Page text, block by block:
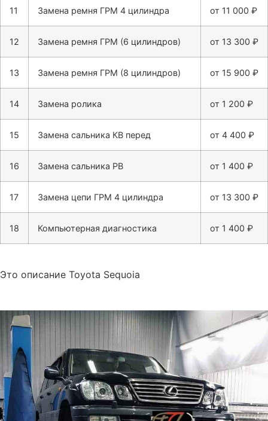
11 Замена ремня ГРМ 4 цилиндра от 11 000 ₽
12 Замена ремня ГРМ (6 цилиндров) от 13 300 ₽
13 Замена ремня ГРМ (8 цилиндров) от 15 900 ₽
14 Замена ролика от 1 200 ₽
15 Замена сальника КВ перед от 4 400 ₽
16 Замена сальника РВ от 1 400 ₽
17 Замена цепи ГРМ 4 цилиндра от 13 300 ₽
18 Компьютерная диагностика от 1 400 ₽
Это описание Toyota Sequoia